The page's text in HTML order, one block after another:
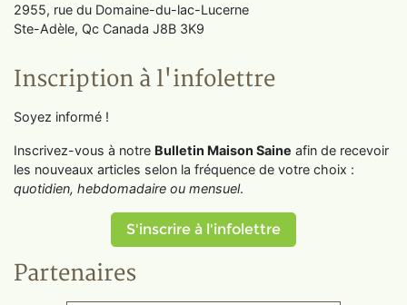
2955, rue du Domaine-du-lac-Lucerne
Ste-Adèle, Qc Canada J8B 3K9
Inscription à l'infolettre
Soyez informé !
Inscrivez-vous à notre Bulletin Maison Saine afin de recevoir
les nouveaux articles selon la fréquence de votre choix :
quotidien, hebdomadaire ou mensuel.
S'inscrire à l'infolettre
Partenaires